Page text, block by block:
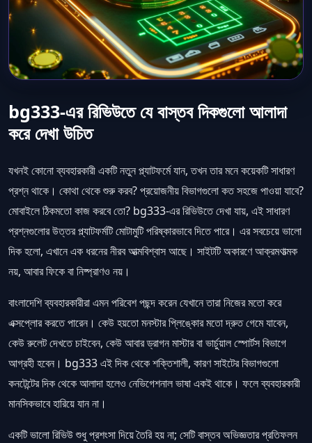
bg333-এর রিভিউতে যে বাস্তব দিকগুলো আলাদা
করে দেখা উচিত
যখনই কোনো ব্যবহারকারী একটি নতুন প্ল্যাটফর্মে যান, তখন তার মনে কয়েকটি সাধারণ
প্রশ্ন থাকে। কোথা থেকে শুরু করব? প্রয়োজনীয় বিভাগগুলো কত সহজে পাওয়া যাবে?
মোবাইলে ঠিকমতো কাজ করবে তো? bg333-এর রিভিউতে দেখা যায়, এই সাধারণ
প্রশ্নগুলোর উত্তর প্ল্যাটফর্মটি মোটামুটি পরিষ্কারভাবে দিতে পারে। এর সবচেয়ে ভালো
দিক হলো, এখানে এক ধরনের নীরব আত্মবিশ্বাস আছে। সাইটটি অকারণে আক্রমণাত্মক
নয়, আবার ফিকে বা নিষ্প্রাণও নয়।
বাংলাদেশি ব্যবহারকারীরা এমন পরিবেশ পছন্দ করেন যেখানে তারা নিজের মতো করে
এক্সপ্লোর করতে পারেন। কেউ হয়তো মনস্টার প্লিঙ্কোর মতো দ্রুত গেমে যাবেন,
কেউ রুলেট দেখতে চাইবেন, কেউ আবার ড্রাগন মাস্টার বা ভার্চুয়াল স্পোর্টস বিভাগে
আগ্রহী হবেন। bg333 এই দিক থেকে শক্তিশালী, কারণ সাইটের বিভাগগুলো
কনটেন্টের দিক থেকে আলাদা হলেও নেভিগেশনাল ভাষা একই থাকে। ফলে ব্যবহারকারী
মানসিকভাবে হারিয়ে যান না।
একটি ভালো রিভিউ শুধু প্রশংসা দিয়ে তৈরি হয় না; সেটি বাস্তব অভিজ্ঞতার প্রতিফলন